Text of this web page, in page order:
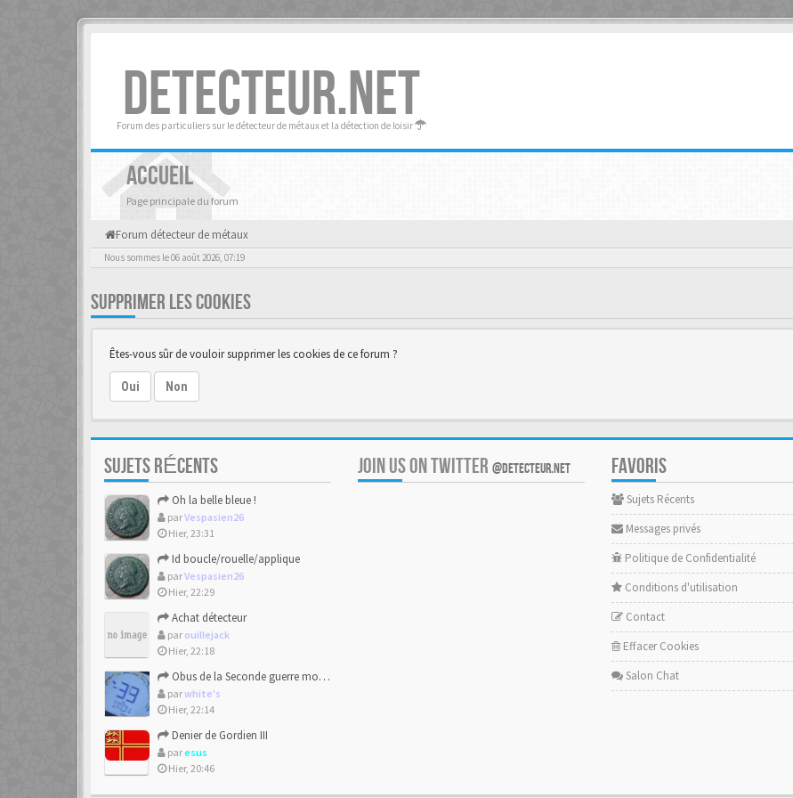
DETECTEUR.NET
Forum des particuliers sur le détecteur de métaux et la détection de loisir
ACCUEIL
Page principale du forum
Forum détecteur de métaux
Nous sommes le 06 août 2026, 07:19
SUPPRIMER LES COOKIES
Êtes-vous sûr de vouloir supprimer les cookies de ce forum ?
Oui Non
SUJETS RÉCENTS
Oh la belle bleue !
parVespasien26
Hier, 23:31
Id boucle/rouelle/applique
parVespasien26
Hier, 22:29
Achat détecteur
par ouillejack
Hier, 22:18
Obus de la Seconde guerre mondiale explosent dans des champs.
parwhite's
Hier, 22:14
Denier de Gordien III
paresus
Hier, 20:46
JOIN US ON TWITTER @DETECTEUR.NET FAVORIS
Sujets Récents
Messages privés
Politique de Confidentialité
Conditions d'utilisation
Contact
Effacer Cookies
Salon Chat